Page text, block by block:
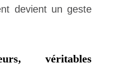
devient un geste
véritables